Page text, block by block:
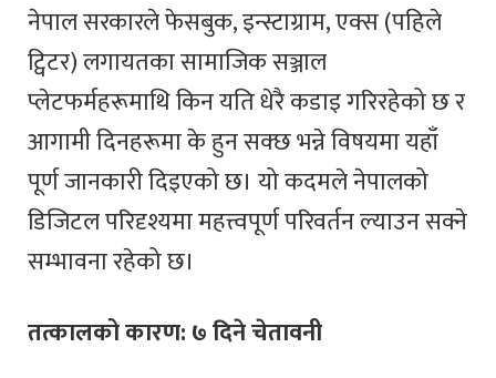
नेपाल सरकारले फेसबुक, इन्स्टाग्राम, एक्स (पहिले
ट्विटर) लगायतका सामाजिक सञ्जाल
प्लेटफर्महरूमाथि किन यति धेरै कडाइ गरिरहेको छ र
आगामी दिनहरूमा के हुन सक्छ भन्ने विषयमा यहाँ
पूर्ण जानकारी दिइएको छ। यो कदमले नेपालको
डिजिटल परिदृश्यमा महत्त्वपूर्ण परिवर्तन ल्याउन सक्ने
सम्भावना रहेको छ।
तत्कालको कारण: ७ दिने चेतावनी